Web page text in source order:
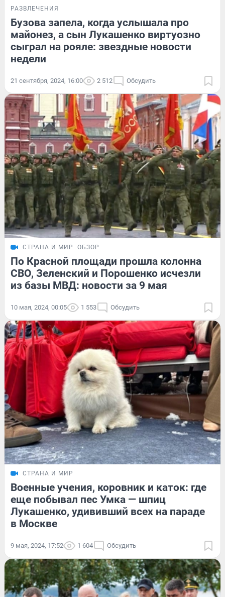
РАЗВЛЕЧЕНИЯ
Бузова запела, когда услышала про
майонез, а сын Лукашенко виртуозно
сыграл на рояле: звездные новости
недели
21 сентября, 2024, 16:00 2 512 Обсудить
СТРАНА И МИР ОБЗОР
По Красной площади прошла колонна
СВО, Зеленский и Порошенко исчезли
из базы МВД: новости за 9 мая
10 мая, 2024, 00:05 1 553 Обсудить
СТРАНА И МИР
Военные учения, коровник и каток: где
еще побывал пес Умка — шпиц
Лукашенко, удививший всех на параде
в Москве
9 мая, 2024, 17:52 1 604 Обсудить